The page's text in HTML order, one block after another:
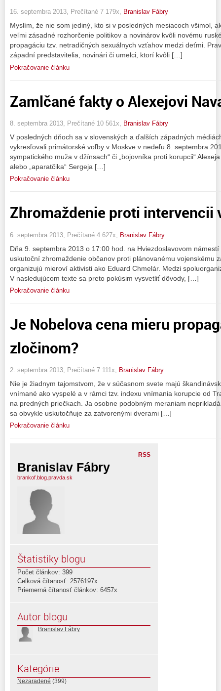
16. septembra 2013, Prečítané 7 179x, Branislav Fábry
Myslím, že nie som jediný, kto si v posledných mesiacoch všimol,
veľmi zásadné rozhorčenie politikov a novinárov kvôli novému
propagáciu tzv. netradičných sexuálnych vzťahov medzi deťmi.
západní predstavitelia, novinári či umelci, ktorí kvôli […]
Pokračovanie článku
Zamlčané fakty o Alexejovi
8. septembra 2013, Prečítané 10 561x, Branislav Fábry
V posledných dňoch sa v slovenských a ďalších západných
vykresľovali primátorské voľby v Moskve v nedeľu 8. septembra
sympatického muža v džínsach“ či „bojovníka proti korupcii“
alebo „aparatčika“ Sergeja […]
Pokračovanie článku
Zhromaždenie proti intervencii
6. septembra 2013, Prečítané 4 627x, Branislav Fábry
Dňa 9. septembra 2013 o 17:00 hod. na Hviezdoslavovom
uskutoční zhromaždenie občanov proti plánovanému vojenskému
organizujú mieroví aktivisti ako Eduard Chmelár. Medzi
V nasledujúcom texte sa preto pokúsim vysvetliť dôvody, […]
Pokračovanie článku
Je Nobelova cena mieru
zločinom?
2. septembra 2013, Prečítané 7 111x, Branislav Fábry
Nie je žiadnym tajomstvom, že v súčasnom svete majú
vnímané ako vyspelé a v rámci tzv. indexu vnímania korupcie od
na predných priečkach. Ja osobne podobným meraniam
sa obvykle uskutočňuje za zatvorenými dverami […]
Pokračovanie článku
RSS
Branislav Fábry
brankof.blog.pravda.sk
Štatistiky blogu
Počet článkov: 399
Celková čítanosť: 2576197x
Priemerná čítanosť článkov: 6457x
Autor blogu
Branislav Fábry
Kategórie
Nezaradené (399)